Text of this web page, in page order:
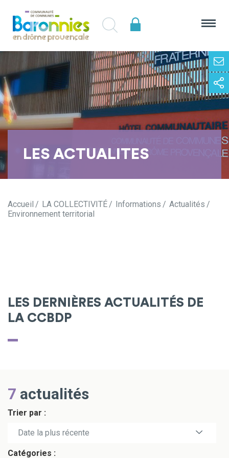
LES ACTUALITES
Accueil LA COLLECTIVITÉ Informations
Actualités
Environnement territorial
LES DERNIÈRES ACTUALITÉS DE
LA CCBDP
7 actualités
Trier par :
Date la plus récente
Date la plus ancienne
Catégories :